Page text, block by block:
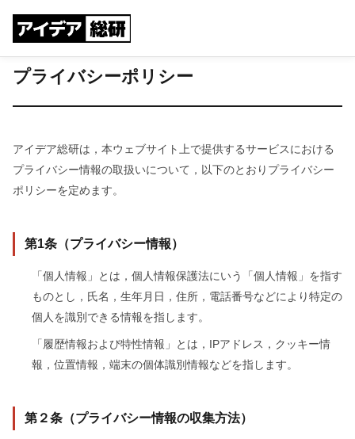
プライバシーポリシー
アイデア総研は，本ウェブサイト上で提供するサービスにおける
プライバシー情報の取扱いについて，以下のとおりプライバシー
ポリシーを定めます。
第1条（プライバシー情報）
「個人情報」とは，個人情報保護法にいう「個人情報」を指す
ものとし，氏名，生年月日，住所，電話番号などにより特定の
個人を識別できる情報を指します。
「履歴情報および特性情報」とは，IPアドレス，クッキー情
報，位置情報，端末の個体識別情報などを指します。
第２条（プライバシー情報の収集方法）